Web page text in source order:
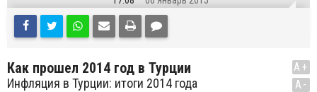
Как прошел 2014 год в Турции
Инфляция в Турции: итоги 2014 года
A+
A-